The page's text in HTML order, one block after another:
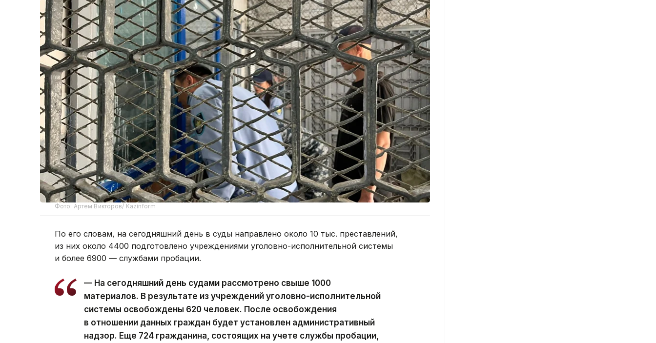
Фото: Артем Викторов/ Kazinform
По его словам, на сегодняшний день в суды направлено около 10 тыс. преставлений,
из них около 4400 подготовлено учреждениями уголовно-исполнительной системы
и более 6900 — службами пробации.
— На сегодняшний день судами рассмотрено свыше 1000
материалов. В результате из учреждений уголовно-исполнительной
системы освобождены 620 человек. После освобождения
в отношении данных граждан будет установлен административный
надзор. Еще 724 гражданина, состоящих на учете службы пробации,